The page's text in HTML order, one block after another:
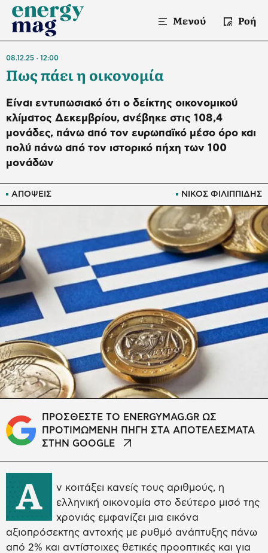
Μενού Ροή
ΑΠΟΨΕΙΣ ΝΙΚΟΣ ΦΙΛΙΠΠΙΔΗΣ
08.12.25 12:00
Πως πάει η οικονομία
Είναι εντυπωσιακό ότι ο δείκτης οικονομικού
κλίματος Δεκεμβρίου, ανέβηκε στις 108,4
μονάδες, πάνω από τον ευρωπαϊκό μέσο όρο και
πολύ πάνω από τον ιστορικό πήχη των 100
μονάδων
ΠΡΟΣΘΕΣΤΕ ΤΟ ENERGYMAG.GR ΩΣ
ΠΡΟΤΙΜΩΜΕΝΗ ΠΗΓΗ ΣΤΑ ΑΠΟΤΕΛΕΣΜΑΤΑ
ΣΤΗΝ GOOGLE
Α
ν κοιτάξει κανείς τους αριθμούς, η
ελληνική οικονομία στο δεύτερο μισό της
χρονιάς εμφανίζει μια εικόνα
αξιοπρόσεκτης αντοχής με ρυθμό ανάπτυξης πάνω
από 2% και αντίστοιχες θετικές προοπτικές και για